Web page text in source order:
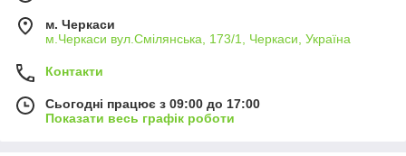
м. Черкаси
м.Черкаси вул.Смілянська, 173/1, Черкаси, Україна
Контакти
Сьогодні працює з 09:00 до 17:00
Показати весь графік роботи